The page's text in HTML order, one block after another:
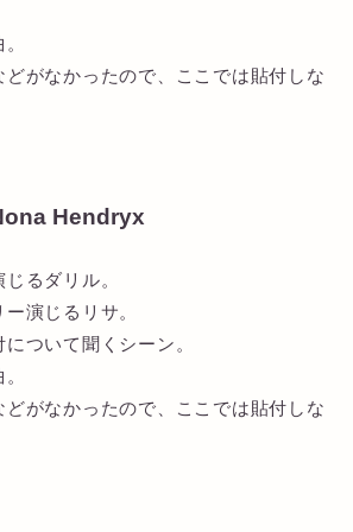
どがなかったので、ここでは貼付しな
Hendryx
るダリル。
演じるリサ。
ついて聞くシーン。
どがなかったので、ここでは貼付しな